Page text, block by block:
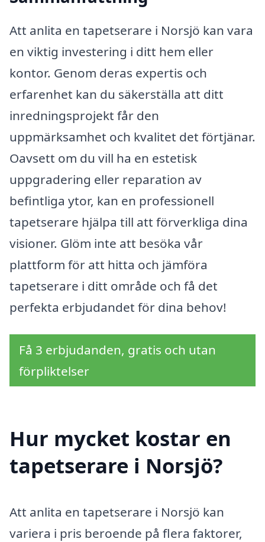
Att anlita en tapetserare i Norsjö kan vara
en viktig investering i ditt hem eller
kontor. Genom deras expertis och
erfarenhet kan du säkerställa att ditt
inredningsprojekt får den
uppmärksamhet och kvalitet det förtjänar.
Oavsett om du vill ha en estetisk
uppgradering eller reparation av
befintliga ytor, kan en professionell
tapetserare hjälpa till att förverkliga dina
visioner. Glöm inte att besöka vår
plattform för att hitta och jämföra
tapetserare i ditt område och få det
perfekta erbjudandet för dina behov!
Få 3 erbjudanden, gratis och utan
förpliktelser
Hur mycket kostar en
tapetserare i Norsjö?
Att anlita en tapetserare i Norsjö kan
variera i pris beroende på flera faktorer,